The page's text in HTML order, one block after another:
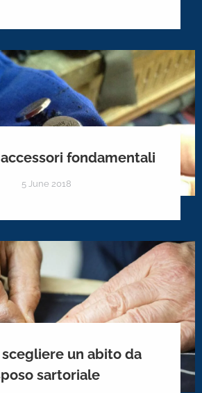
accessori fondamentali
5 June 2018
scegliere un abito da
sartoriale